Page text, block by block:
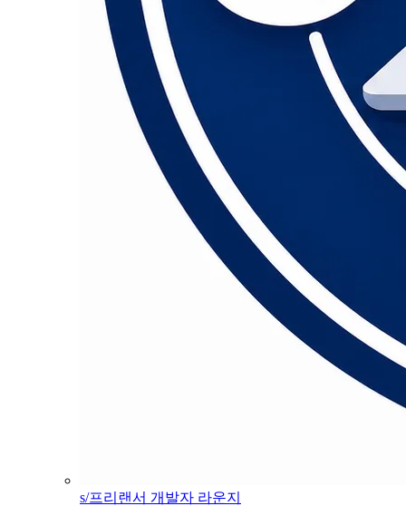
s/프리랜서 개발자 라운지